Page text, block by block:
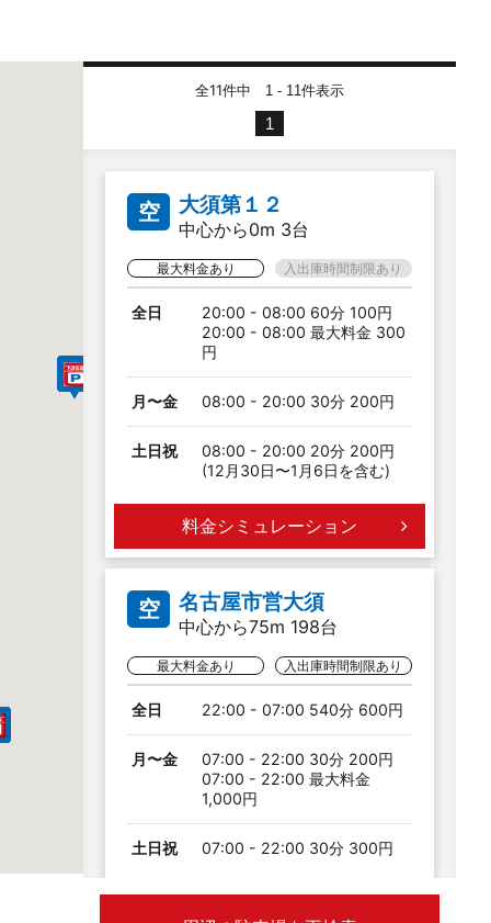
全11件中 1 - 11 件表示
1
空 大須第１２
中心から0m 3台
最大料金あり 入出庫時間制限あり
全日
20:00 - 08:00 60分 100円
20:00 - 08:00 最大料金 300
円
月〜金 08:00 - 20:00 30分 200円
土日祝
08:00 - 20:00 20分 200円
(12月30日〜1月6日を含む)
料金シミュレーション
空 名古屋市営大須
中心から75m 198台
最大料金あり 入出庫時間制限あり
全日 22:00 - 07:00 540分 600円
月〜金
07:00 - 22:00 30分 200円
07:00 - 22:00 最大料金
1,000円
土日祝 07:00 - 22:00 30分 300円